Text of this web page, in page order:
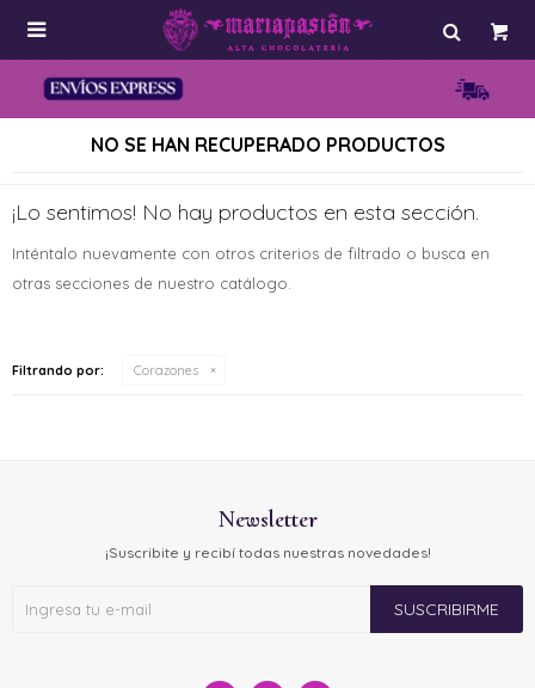

NO SE HAN RECUPERADO PRODUCTOS
¡Lo sentimos! No hay productos en esta sección.
Inténtalo nuevamente con otros criterios de filtrado o busca en
otras secciones de nuestro catálogo.
Filtrando por: Corazones
Newsletter
¡Suscribite y recibí todas nuestras novedades!
SUSCRIBIRME